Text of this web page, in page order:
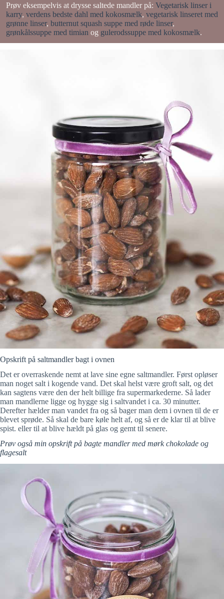
Prøv eksempelvis at drysse saltede mandler på: Vegetarisk linser i
karry, verdens bedste dahl med kokosmælk, vegetarisk linseret med
grønne linser, butternut squash suppe med røde linser,
grønkålssuppe med timian og gulerodssuppe med kokosmælk.
Opskrift på saltmandler bagt i ovnen
Det er overraskende nemt at lave sine egne saltmandler. Først opløser
man noget salt i kogende vand. Det skal helst være groft salt, og det
kan sagtens være den der helt billige fra supermarkederne. Så lader
man mandlerne ligge og hygge sig i saltvandet i ca. 30 minutter.
Derefter hælder man vandet fra og så bager man dem i ovnen til de er
blevet sprøde. Så skal de bare køle helt af, og så er de klar til at blive
spist. eller til at blive hældt på glas og gemt til senere.
Prøv også min opskrift på bagte mandler med mørk chokolade og
flagesalt